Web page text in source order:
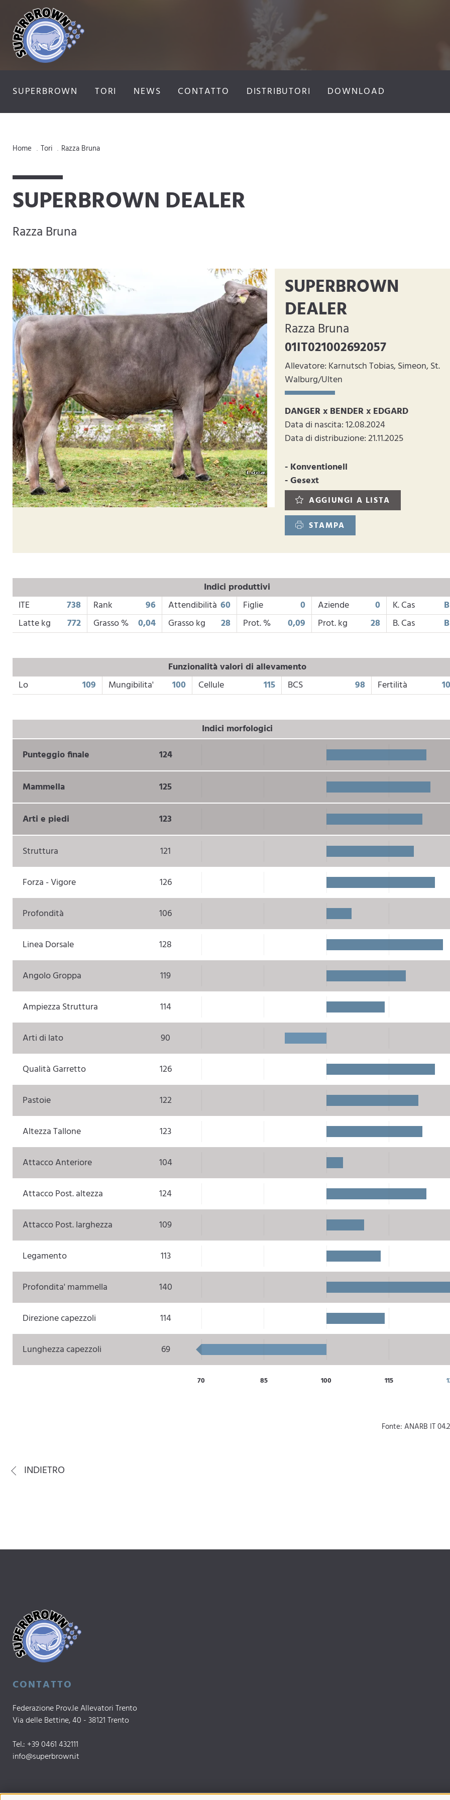
SUPERBROWN TORI NEWS CONTATTO DISTRIBUTORI DOWNLOAD
Home . Tori . Razza Bruna
SUPERBROWN DEALER
Razza Bruna
SUPERBROWN
DEALER
Razza Bruna
01IT021002692057
Allevatore: Karnutsch Tobias, Simeon, St.
Walburg/Ulten
DANGER x BENDER x EDGARD
Data di nascita: 12.08.2024
Data di distribuzione: 21.11.2025
- Konventionell
- Gesext
AGGIUNGI A LISTA
STAMPA
Indici produttivi
ITE
738 Rank 96 Attendibilità 60 Figlie 0 Aziende 0 K. Cas
Latte kg
772 Grasso % 0,04 Grasso kg 28 Prot. % 0,09 Prot. kg 28 B. Cas
Funzionalità valori di allevamento
Lo
109 Mungibilita' 100 Cellule 115 BCS 98 Fertilità
Indici morfologici
Punteggio finale
124
Mammella 125
Arti e piedi 123
Struttura 121
Forza - Vigore 126
Profondità 106
Linea Dorsale 128
Angolo Groppa 119
Ampiezza Struttura 114
Arti di lato 90
Qualità Garretto 126
Pastoie 122
Altezza Tallone 123
Attacco Anteriore 104
Attacco Post. altezza 124
Attacco Post. larghezza 109
Legamento 113
Profondita' mammella 140
Direzione capezzoli 114
Lunghezza capezzoli 69
70 85 100 115
Fonte: ANARB IT
INDIETRO
CONTATTO
Federazione Prov.le Allevatori Trento
Via delle Bettine, 40 - 38121 Trento
Tel.: +39 0461 432111
info@superbrown.it